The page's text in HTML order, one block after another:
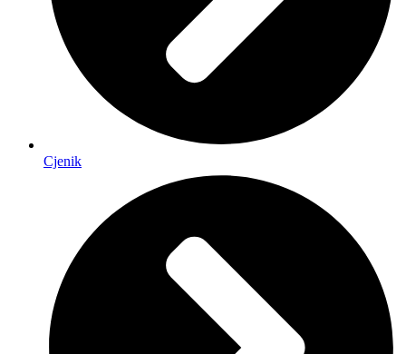
Cjenik